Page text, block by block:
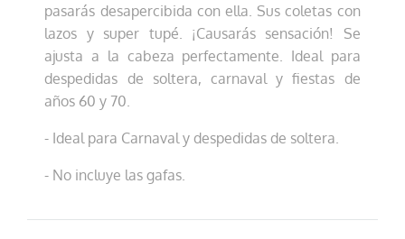
pasarás desapercibida con ella. Sus coletas con
lazos y super tupé. ¡Causarás sensación! Se
ajusta a la cabeza perfectamente. Ideal para
despedidas de soltera, carnaval y fiestas de
años 60 y 70.
- Ideal para Carnaval y despedidas de soltera.
- No incluye las gafas.